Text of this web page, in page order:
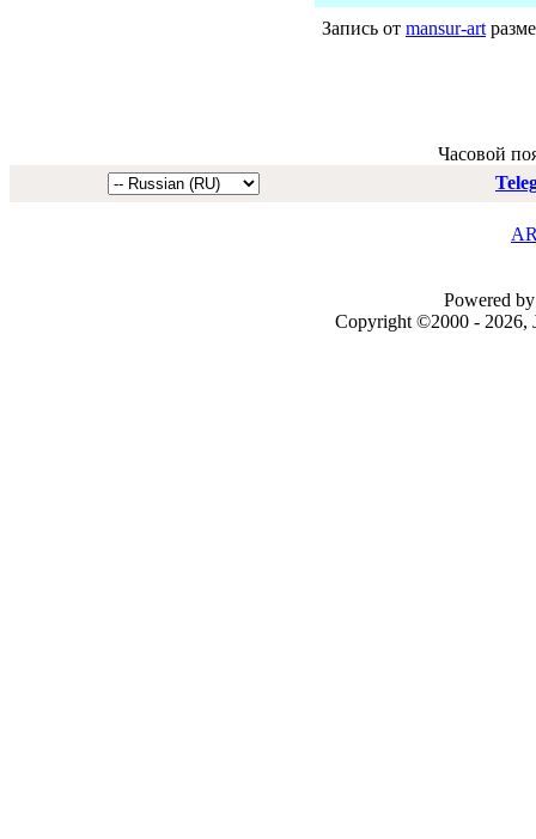
Запись от mansur-art
Часовой
Powered
Copyright ©2000 - 2026,